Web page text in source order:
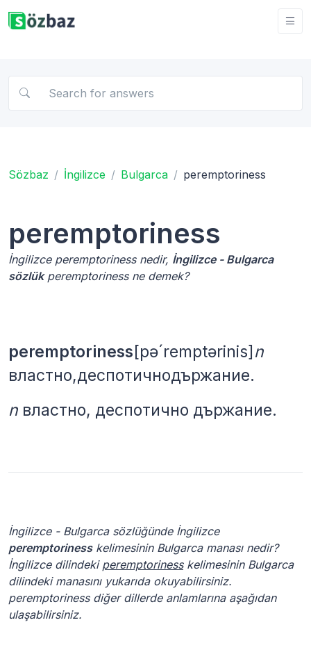
Sözbaz İngilizce Bulgarca peremptoriness
peremptoriness
İngilizce peremptoriness nedir, İngilizce - Bulgarca
sözlükperemptoriness ne demek?
peremptoriness[pə´remptərinis]n
властно,деспотичнодържание.
n властно, деспотично държание.
İngilizce - Bulgarca sözlüğünde İngilizce
peremptorinesskelimesinin Bulgarca manası nedir?
İngilizce dilindeki peremptorinesskelimesinin Bulgarca
dilindeki manasını yukarıda okuyabilirsiniz.
peremptoriness diğer dillerde anlamlarına aşağıdan
ulaşabilirsiniz.